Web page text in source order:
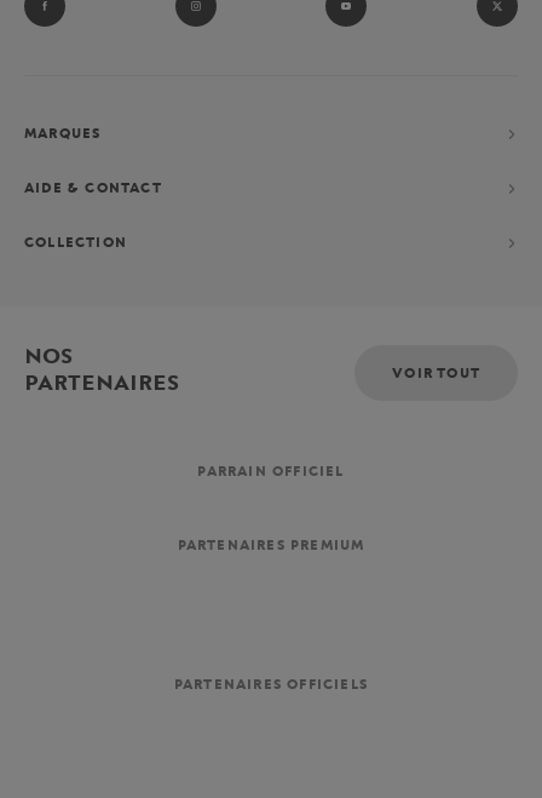
MARQUES
AIDE & CONTACT
COLLECTION
NOS
PARTENAIRES
VOIR TOUT
PARRAIN OFFICIEL
PARTENAIRES PREMIUM
PARTENAIRES OFFICIELS